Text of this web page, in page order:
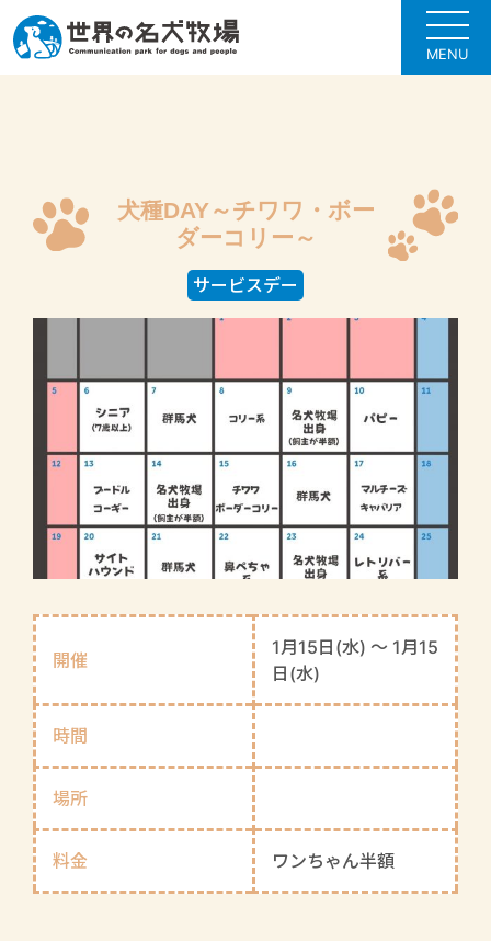
MENU
犬種DAY～チワワ・ボー
ダーコリー～
サービスデー
開催
1月15日(水) 〜 1月15
日(水)
時間
場所
料金 ワンちゃん半額